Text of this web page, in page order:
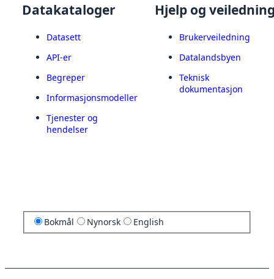
Datakataloger
Datasett
API-er
Begreper
Informasjonsmodeller
Tjenester og
hendelser
Hjelp og
Brukerveiledning
Datalandsbyen
Teknisk
dokumentasjon
Bokmål Nynorsk English